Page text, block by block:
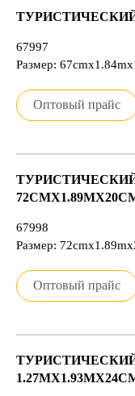
ТУРИСТИЧЕСКИЙ
67997
Размер:
Оптовый прайс
67998
Размер:
Оптовый прайс